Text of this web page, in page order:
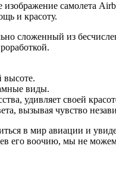
самолета
и красоту.
сложенный из
высоте.
виды.
удивляет своей
вызывая чувство
в мир авиации и
его воочию, мы не